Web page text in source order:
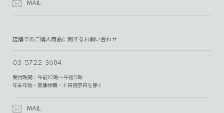
MAIL
店舗でのご購入商品に関するお問い合わせ
03-5722-3684
受付時間：午前10時～午後5時
年末年始・夏季休暇・土日祝祭日を除く
MAIL